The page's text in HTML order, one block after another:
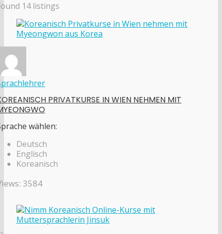
14listings
PRIVATKURSE IN WIEN NEHMEN MIT
wählen:
Deutsch
Englisch
Koreanisch
3584